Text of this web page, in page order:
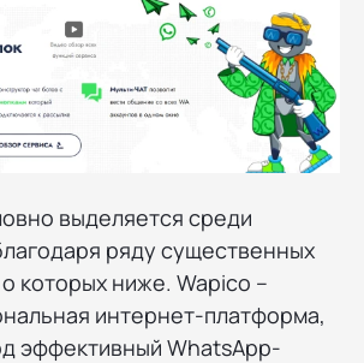
выделяется среди
ряду существенных
которых ниже. Wapico –
интернет-платформа,
эффективный WhatsApp-